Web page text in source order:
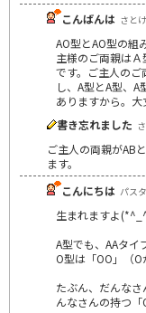
こんばんは さと
AO型とAO型の組
主様のご両親は
です。ご主人のご
し、A型とA型、
ありますから。大
書き忘れました
ご主人の両親がAB
ます。
こんにちは パス
生まれますよ
A型でも、AAタイ
O型は「OO」（O
たぶん、だんな
んなさんの持つ「